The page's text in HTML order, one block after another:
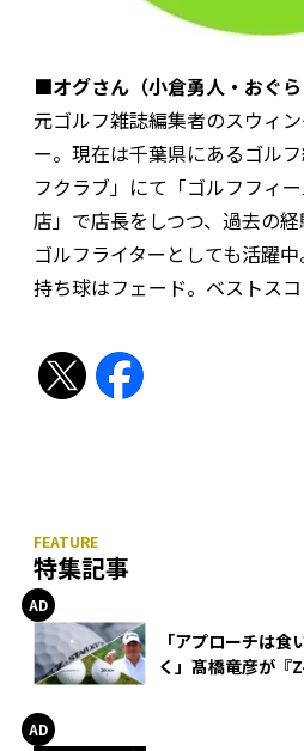
■オグさん（小倉勇人・おぐら
元ゴルフ雑誌編集者のスウィ
ー。現在は千葉県にあるゴル
フクラブ」にて「ゴルフフィ
店」で店長をしつつ、過去の
ゴルフライターとしても活躍中
持ち球はフェード。ベストスコ
特集記事
「アプローチは
く」髙橋竜彦が『